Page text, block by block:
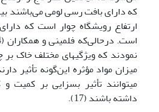
که دارای بافت رسی لومی می‌باشند
ارتفاع رویشگاه چوار است که
نمودند که ویژگی­های مختلف خاک
میزان مواد مؤثره این‌گونه تأثیر
می­توانند تأثیر بسزایی بر کمیت
داشته باشند (17).